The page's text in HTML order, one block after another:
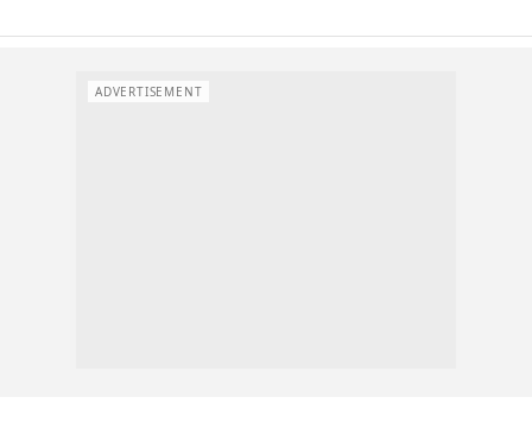
ADVERTISEMENT